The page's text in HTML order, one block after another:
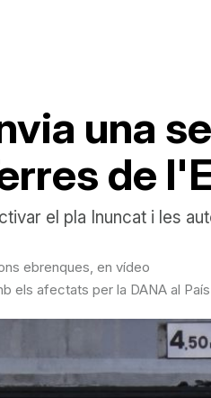
una
de
el pla Inuncat i les
ebrenques, en vídeo
els afectats per la DANA al